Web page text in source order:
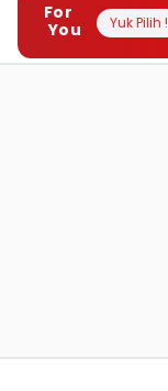
For
You
Yuk Pilih !